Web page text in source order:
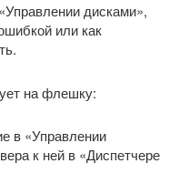
дисками»,
или как
на флешку:
в «Управлении
к ней в «Диспетчере